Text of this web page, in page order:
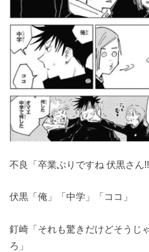
不良「卒業ぶりですね 伏黒さん!!
伏黒「俺」「中学」「ココ」
釘崎「それも驚きだけどそうじ
ろ」